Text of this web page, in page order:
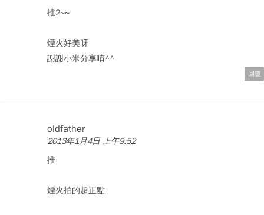
推2~~
煙火好美呀
謝謝小米分享唷^^
回覆
oldfather
2013年1月4日 上午9:52
推
煙火拍的超正點